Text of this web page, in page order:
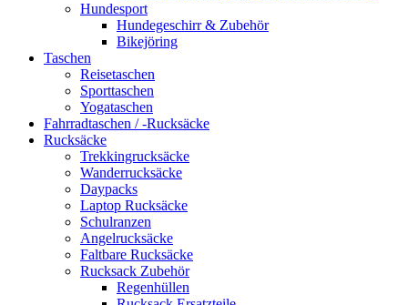
Hundesport
Hundegeschirr & Zubehör
Bikejöring
Taschen
Reisetaschen
Sporttaschen
Yogataschen
Fahrradtaschen / -Rucksäcke
Rucksäcke
Trekkingrucksäcke
Wanderrucksäcke
Daypacks
Laptop Rucksäcke
Schulranzen
Angelrucksäcke
Faltbare Rucksäcke
Rucksack Zubehör
Regenhüllen